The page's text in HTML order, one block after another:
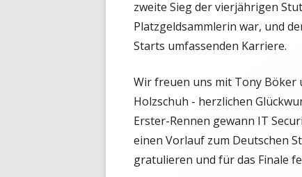
zweite Sieg der vierjährigen
Platzgeldsammlerin war, und
Starts umfassenden Karriere.
Wir freuen uns mit Tony Böker
Holzschuh - herzlichen
Erster-Rennen gewann IT
einen Vorlauf zum Deutschen
gratulieren und für das Finale